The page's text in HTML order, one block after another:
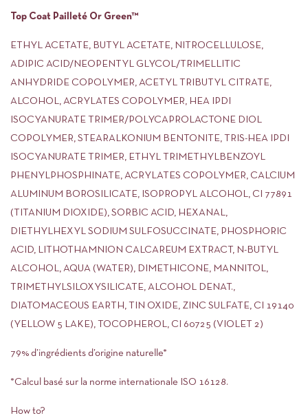
Top Coat Pailleté Or Green™
ETHYL ACETATE, BUTYL ACETATE, NITROCELLULOSE,
ADIPIC ACID/NEOPENTYL GLYCOL/TRIMELLITIC
ANHYDRIDE COPOLYMER, ACETYL TRIBUTYL CITRATE,
ALCOHOL, ACRYLATES COPOLYMER, HEA IPDI
ISOCYANURATE TRIMER/POLYCAPROLACTONE DIOL
COPOLYMER, STEARALKONIUM BENTONITE, TRIS-HEA IPDI
ISOCYANURATE TRIMER, ETHYL TRIMETHYLBENZOYL
PHENYLPHOSPHINATE, ACRYLATES COPOLYMER, CALCIUM
ALUMINUM BOROSILICATE, ISOPROPYL ALCOHOL, CI 77891
(TITANIUM DIOXIDE), SORBIC ACID, HEXANAL,
DIETHYLHEXYL SODIUM SULFOSUCCINATE, PHOSPHORIC
ACID, LITHOTHAMNION CALCAREUM EXTRACT, N-BUTYL
ALCOHOL, AQUA (WATER), DIMETHICONE, MANNITOL,
TRIMETHYLSILOXYSILICATE, ALCOHOL DENAT.,
DIATOMACEOUS EARTH, TIN OXIDE, ZINC SULFATE, CI 19140
(YELLOW 5 LAKE), TOCOPHEROL, CI 60725 (VIOLET 2)
79% d’ingrédients d’origine naturelle*
*Calcul basé sur la norme internationale ISO 16128.
How to?